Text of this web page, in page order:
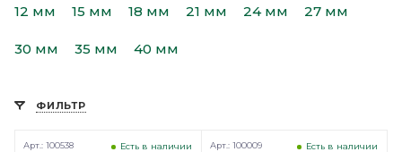
12 мм 15 мм 18 мм 21 мм 24 мм 27 мм
30 мм 35 мм 40 мм
ФИЛЬТР
Есть в наличии
Арт.: 100538 Есть в наличии
Арт.: 100009